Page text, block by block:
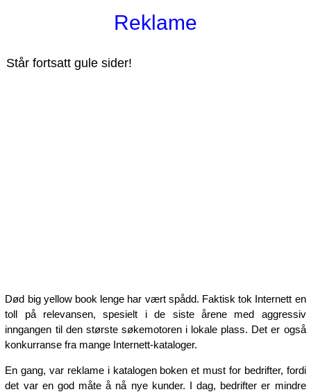
Reklame
Står fortsatt gule sider!
Død big yellow book lenge har vært spådd. Faktisk tok Internett en
toll på relevansen, spesielt i de siste årene med aggressiv
inngangen til den største søkemotoren i lokale plass. Det er også
konkurranse fra mange Internett-kataloger.
En gang, var reklame i katalogen boken et must for bedrifter, fordi
det var en god måte å nå nye kunder. I dag, bedrifter er mindre